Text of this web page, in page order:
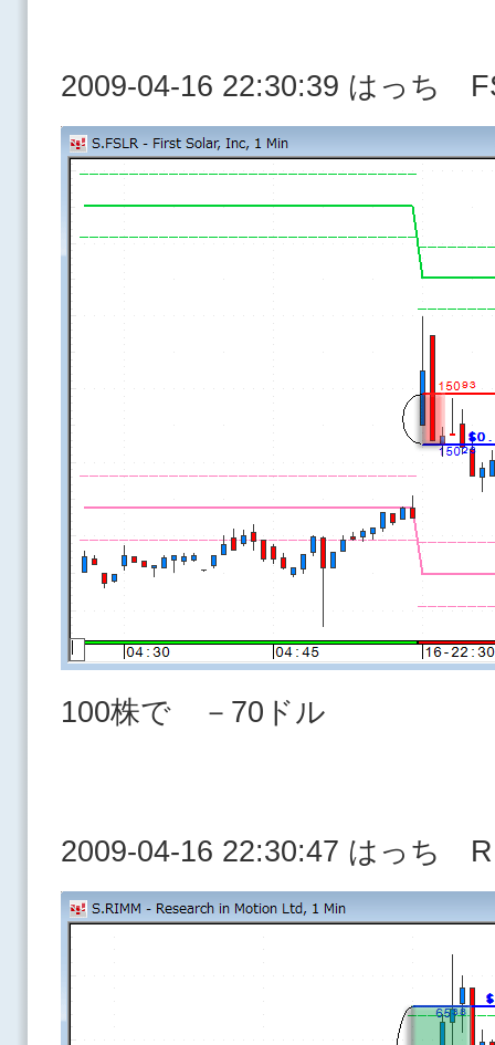
2009-04-16 22:30:39 はっち
100株で －70ドル
2009-04-16 22:30:47 はっち